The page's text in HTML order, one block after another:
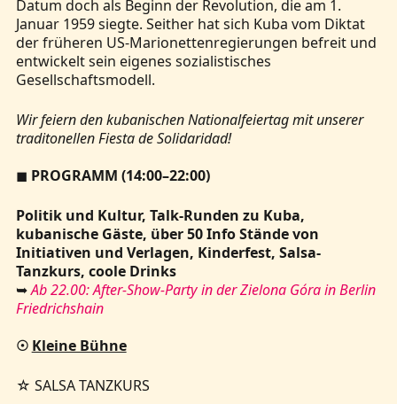
Datum doch als Beginn der Revolution, die am 1.
Januar 1959 siegte. Seither hat sich Kuba vom Diktat
der früheren US-Marionettenregierungen befreit und
entwickelt sein eigenes sozialistisches
Gesellschaftsmodell.
Wir feiern den kubanischen Nationalfeiertag mit unserer
traditonellen Fiesta de Solidaridad!
◼ PROGRAMM (14:00–22:00)
Politik und Kultur, Talk-Runden zu Kuba,
kubanische Gäste, über 50 Info Stände von
Initiativen und Verlagen, Kinderfest, Salsa-
Tanzkurs, coole Drinks
➥Ab 22.00: After-Show-Party in der Zielona Góra in Berlin
Friedrichshain
☉ Kleine Bühne
☆ SALSA TANZKURS